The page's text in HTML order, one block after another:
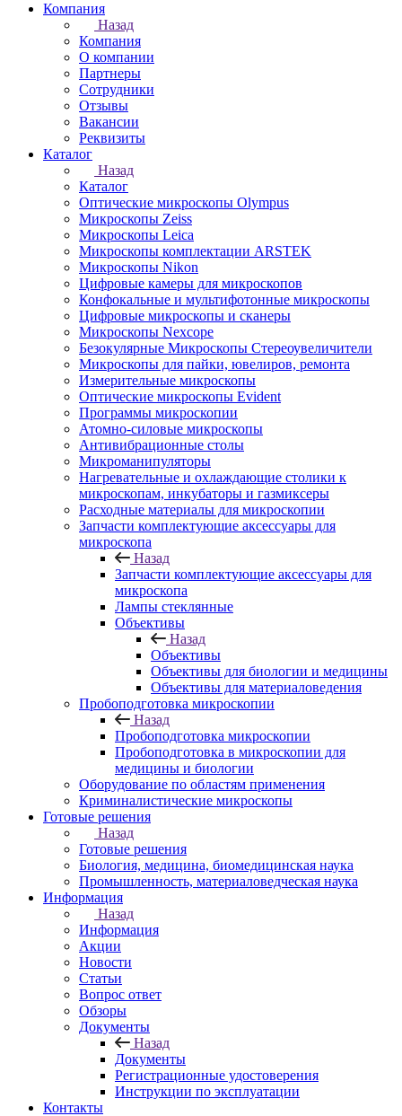
Компания
Назад
Компания
О компании
Партнеры
Сотрудники
Отзывы
Вакансии
Реквизиты
Каталог
Назад
Каталог
Оптические микроскопы Olympus
Микроскопы Zeiss
Микроскопы Leica
Микроскопы комплектации ARSTEK
Микроскопы Nikon
Цифровые камеры для микроскопов
Конфокальные и мультифотонные микроскопы
Цифровые микроскопы и сканеры
Микроскопы Nexcope
Безокулярные Микроскопы Стереоувеличители
Микроскопы для пайки, ювелиров, ремонта
Измерительные микроскопы
Оптические микроскопы Evident
Программы микроскопии
Атомно-силовые микроскопы
Антивибрационные столы
Микроманипуляторы
Нагревательные и охлаждающие столики к
микроскопам, инкубаторы и газмиксеры
Расходные материалы для микроскопии
Запчасти комплектующие аксессуары для
микроскопа
Назад
Запчасти комплектующие аксессуары для
микроскопа
Лампы стеклянные
Объективы
Назад
Объективы
Объективы для биологии и медицины
Объективы для материаловедения
Пробоподготовка микроскопии
Назад
Пробоподготовка микроскопии
Пробоподготовка в микроскопии для
медицины и биологии
Оборудование по областям применения
Криминалистические микроскопы
Готовые решения
Назад
Готовые решения
Биология, медицина, биомедицинская наука
Промышленность, материаловедческая наука
Информация
Назад
Информация
Акции
Новости
Статьи
Вопрос ответ
Обзоры
Документы
Назад
Документы
Регистрационные удостоверения
Инструкции по эксплуатации
Контакты